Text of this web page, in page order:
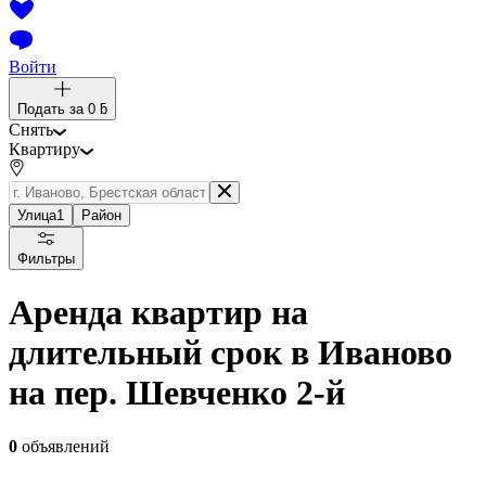
Войти
Подать за 0 ƃ
Снять
Квартиру
Улица1 Район
Фильтры
Аренда квартир на
длительный срок в Иваново
на пер. Шевченко 2-й
0 объявлений